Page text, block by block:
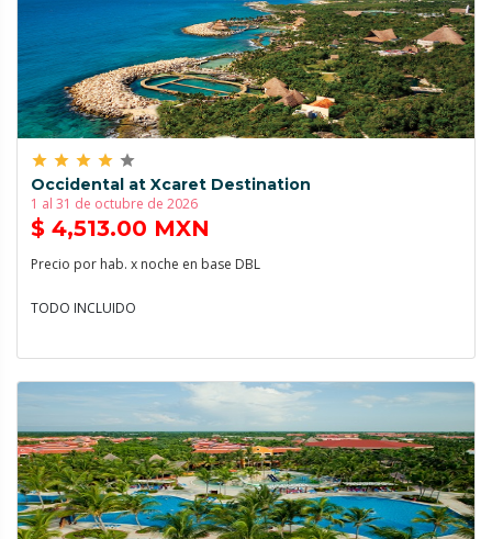
grade grade grade grade grade
Occidental at Xcaret Destination
1 al 31 de octubre de 2026
$ 4,513.00 MXN
Precio por hab. x noche en base DBL
TODO INCLUIDO